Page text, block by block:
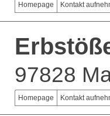
Homepage Kontakt
97828
Homepage Kontakt